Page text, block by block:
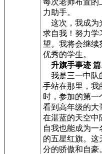
每次老师布置的
力助手。
这次，我成为
求自我！努力学
望。我将会继续
优秀的学生。
升旗手事迹 篇
我是三一中队
手站在那里，我
时，参加的第一
看到高年级的大
在湛蓝的天空中
自我也能成为
的五星红旗。这
分的骄傲和自豪